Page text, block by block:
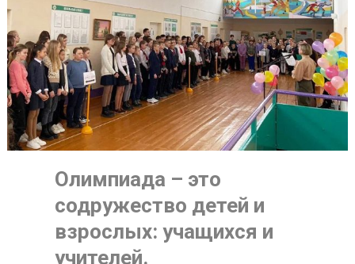
Олимпиада – это
содружество детей и
взрослых: учащихся и
учителей.